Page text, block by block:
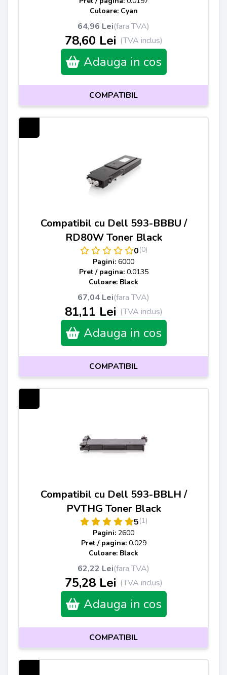
Culoare: Cyan
64,96 Lei(fara TVA)
78,60 Lei (TVA inclus)
Adauga in cos
COMPATIBIL
Compatibil cu Dell 593-BBBU /
RD80W Toner Black
0(0)
Pagini: 6000
Pret / pagina: 0.0135
Culoare: Black
67,04 Lei(fara TVA)
81,11 Lei (TVA inclus)
Adauga in cos
COMPATIBIL
Compatibil cu Dell 593-BBLH /
PVTHG Toner Black
5(1)
Pagini: 2600
Pret / pagina: 0.029
Culoare: Black
62,22 Lei(fara TVA)
75,28 Lei (TVA inclus)
Adauga in cos
COMPATIBIL